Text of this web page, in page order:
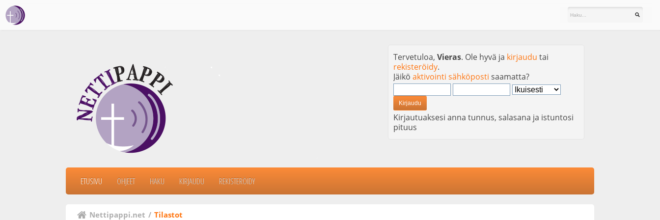
Tervetuloa, Vieras. Ole hyvä ja kirjaudu tai
rekisteröidy.
Jäikö aktivointi sähköposti saamatta?
Kirjautuaksesi anna tunnus, salasana ja istuntosi
pituus
ETUSIVU OHJEET HAKU KIRJAUDU REKISTERÖIDY
Nettipappi.net / Tilastot